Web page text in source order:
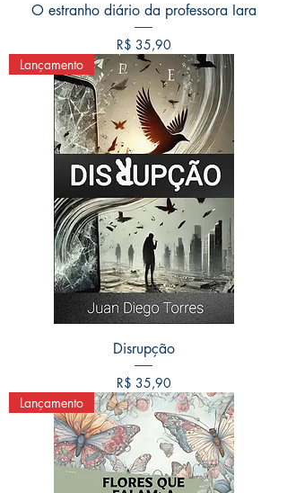
O estranho diário da professora Iara
Preço
R$ 35,90
Lançamento
Disrupção
Preço
R$ 35,90
Lançamento